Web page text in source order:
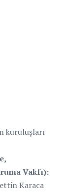
kuruluşları
Vakfı):
Karaca